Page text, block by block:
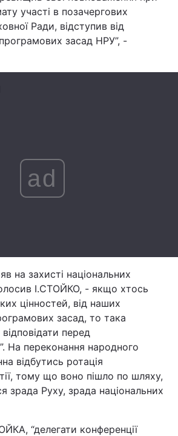
Війна
Інциденти
Туризм
Статті
Думки
Вакансії
участі в позачергових
Ради, відступив від
засад НРУ”, -
ad
на захисті національних
І.СТОЙКО, - якщо хтось
цінностей, від наших
засад, то така
перед
На переконання народного
відбутись ротація
тому що воно пішло по шляху,
зрада Руху, зрада національних
“делегати конференції